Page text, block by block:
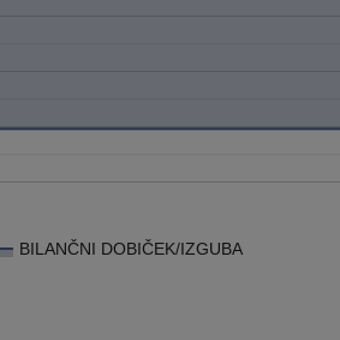
BILANČNI DOBIČEK/IZGUBA